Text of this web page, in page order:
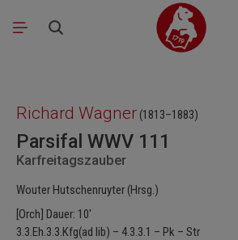
Zum Hauptinhalt springen
Richard Wagner (1813–1883)
Parsifal WWV 111
Karfreitagszauber
Wouter Hutschenruyter (Hrsg.)
[Orch] Dauer: 10'
3.3.Eh.3.3.Kfg(ad lib) – 4.3.3.1 – Pk – Str